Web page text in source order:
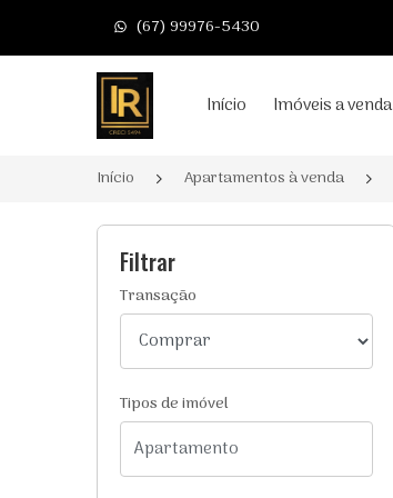
(67) 99976-5430
Página inicialInício Imóveis a venda
Início Apartamentos à venda
Filtrar
Transação
Tipos de imóvel